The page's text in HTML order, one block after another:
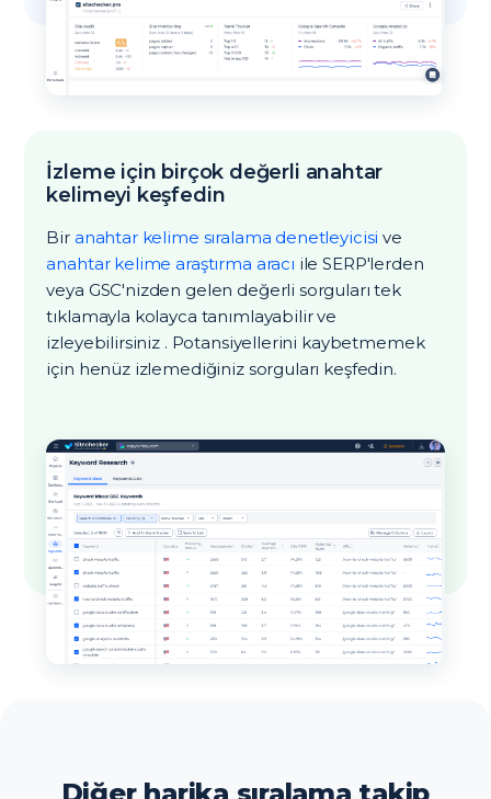
İzleme için birçok değerli anahtar
kelimeyi keşfedin
Bir anahtar kelime sıralama denetleyicisi ve
anahtar kelime araştırma aracı ile SERP'lerden
veya GSC'nizden gelen değerli sorguları tek
tıklamayla kolayca tanımlayabilir ve
izleyebilirsiniz . Potansiyellerini kaybetmemek
için henüz izlemediğiniz sorguları keşfedin.